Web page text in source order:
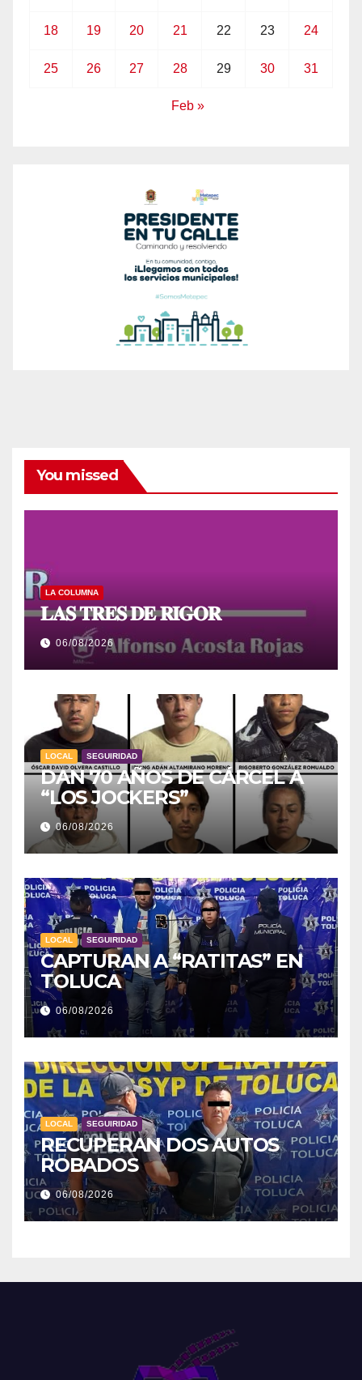
18 19 20 21 22 23 24
25 26 27 28 29 30 31
Feb »
You missed
LA COLUMNA
𝐋𝐀𝐒 𝐓𝐑𝐄𝐒 𝐃𝐄 𝐑𝐈𝐆𝐎𝐑
06/08/2026
LOCAL SEGUIRIDAD
DAN 70 AÑOS DE CÁRCEL A
“LOS JOCKERS”
06/08/2026
LOCAL SEGUIRIDAD
CAPTURAN A “RATITAS” EN
TOLUCA
06/08/2026
LOCAL SEGUIRIDAD
RECUPERAN DOS AUTOS
ROBADOS
06/08/2026